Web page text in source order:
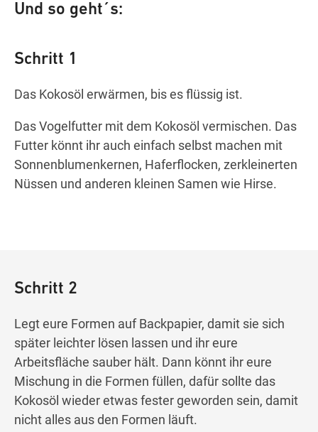
Und so geht´s:
Schritt 1
Das Kokosöl erwärmen, bis es flüssig ist.
Das Vogelfutter mit dem Kokosöl vermischen. Das
Futter könnt ihr auch einfach selbst machen mit
Sonnenblumenkernen, Haferflocken, zerkleinerten
Nüssen und anderen kleinen Samen wie Hirse.
Schritt 2
Legt eure Formen auf Backpapier, damit sie sich
später leichter lösen lassen und ihr eure
Arbeitsfläche sauber hält. Dann könnt ihr eure
Mischung in die Formen füllen, dafür sollte das
Kokosöl wieder etwas fester geworden sein, damit
nicht alles aus den Formen läuft.